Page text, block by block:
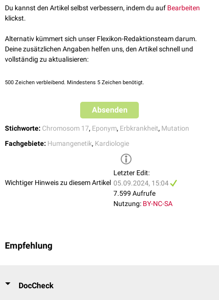
(ARVCM). Diese zeigt sich durch regelmäßige kardiale Synkopen
Schwindel
Betablocker
ACE-Hemmer
DieTherapiezielt auf eine Verhinderung des plötzlichen Herztodes ab.
Du kannst den Artikel selbst verbessern, indem du auf Bearbeiten
klickst.
Alternativ kümmert sich unser Flexikon-Redaktionsteam darum.
Deine zusätzlichen Angaben helfen uns, den Artikel schnell und
vollständig zu aktualisieren:
500 Zeichen verbleibend. Mindestens 5 Zeichen benötigt.
Absenden
Stichworte: Chromosom 17, Eponym, Erbkrankheit, Mutation
Fachgebiete: Humangenetik, Kardiologie
Wichtiger Hinweis zu diesem Artikel
Letzter Edit:
05.09.2024, 15:04
7.599 Aufrufe
Nutzung: BY-NC-SA
Empfehlung
DocCheck